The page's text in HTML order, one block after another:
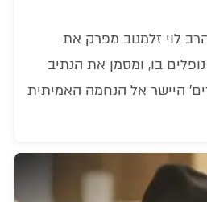
לוי זלמנוב מפרק את
נופלים בו, ומסמן את הנתיב
היישר אל הנחמה האמיתית